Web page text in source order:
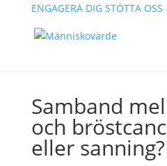
ENGAGERA DIG STÖTTA OSS
Samband
och
eller sanning?